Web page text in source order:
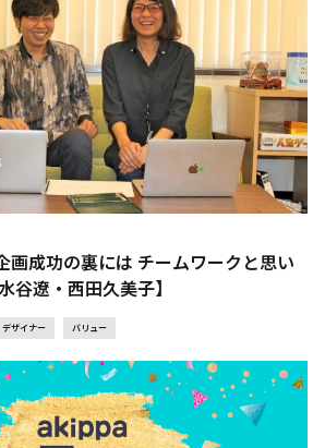
画成功の裏には チームワークと思い
谷遼・西田久美子】
デザイナー バリュー